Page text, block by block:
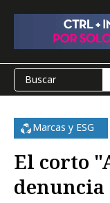
Marcas y ESG
El corto